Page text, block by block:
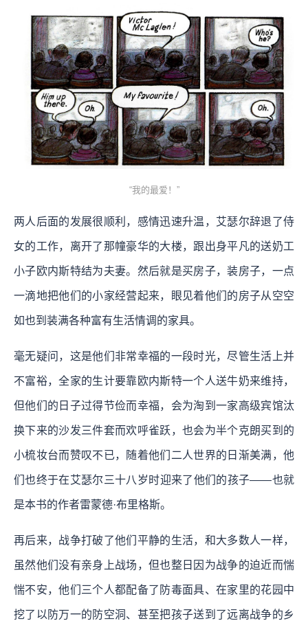
“我的最爱！”
两人后面的发展很顺利，感情迅速升温，艾瑟尔辞退了侍
女的工作，离开了那幢豪华的大楼，跟出身平凡的送奶工
小子欧内斯特结为夫妻。然后就是买房子，装房子，一点
一滴地把他们的小家经营起来，眼见着他们的房子从空空
如也到装满各种富有生活情调的家具。
毫无疑问，这是他们非常幸福的一段时光，尽管生活上并
不富裕，全家的生计要靠欧内斯特一个人送牛奶来维持，
但他们的日子过得节俭而幸福，会为淘到一家高级宾馆汰
换下来的沙发三件套而欢呼雀跃，也会为半个克朗买到的
小梳妆台而赞叹不已，随着他们二人世界的日渐美满，他
们也终于在艾瑟尔三十八岁时迎来了他们的孩子——也就
是本书的作者雷蒙德·布里格斯。
再后来，战争打破了他们平静的生活，和大多数人一样，
虽然他们没有亲身上战场，但也整日因为战争的迫近而惴
惴不安，他们三个人都配备了防毒面具、在家里的花园中
挖了以防万一的防空洞、甚至把孩子送到了远离战争的乡